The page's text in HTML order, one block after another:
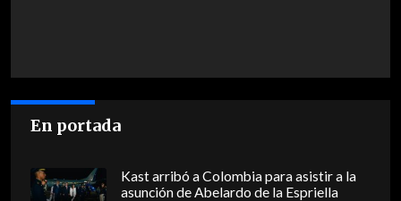
En portada
Kast arribó a Colombia para asistir a la
asunción de Abelardo de la Espriella